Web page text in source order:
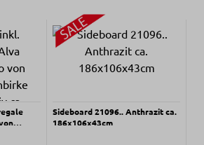
Sideboard 21096.. Anthrazit ca.
186x106x43cm